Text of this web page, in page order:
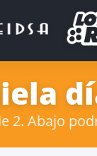
2. Abajo